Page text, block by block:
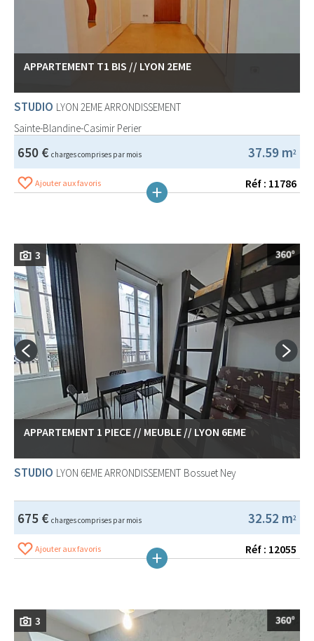
APPARTEMENT T1 BIS // LYON 2EME
STUDIO LYON 2EME ARRONDISSEMENT
Sainte-Blandine-Casimir Perier
37.59 m2
650 € charges comprises par mois
Ajouter aux favoris Réf : 11786
3
APPARTEMENT 1 PIECE // MEUBLE // LYON 6EME
STUDIO LYON 6EME ARRONDISSEMENT Bossuet Ney
32.52 m2
675 € charges comprises par mois
Ajouter aux favoris Réf : 12055
3